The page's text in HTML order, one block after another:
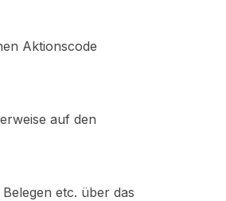
Aktionscode
auf den
etc. über das